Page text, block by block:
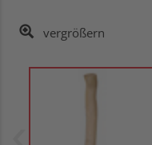
vergrößern